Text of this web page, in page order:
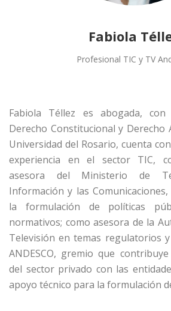
Fabiola
Profesional TIC y TV
Fabiola Téllez es abogada, con
Derecho Constitucional y Derecho
Universidad del Rosario, cuenta
experiencia en el sector TIC,
asesora del Ministerio de
Información y las
la formulación de políticas
normativos; como asesora de la
Televisión en temas regulatorios
ANDESCO, gremio que
del sector privado con las
apoyo técnico para la formulación